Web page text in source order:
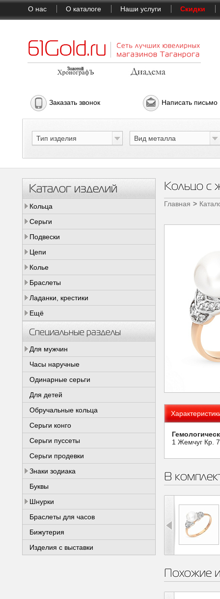
О нас О каталоге Наши услуги Скидки
Заказать звонок Написать письмо
Тип изделия Вид металла
Каталог изделий
Кольца
Серьги
Подвески
Цепи
Колье
Браслеты
Ладанки, крестики
Ещё
Специальные разделы
Для мужчин
Часы наручные
Одинарные серьги
Для детей
Обручальные кольца
Серьги конго
Серьги пуссеты
Серьги продевки
Знаки зодиака
Буквы
Шнурки
Браслеты для часов
Бижутерия
Изделия с выставки
Кольцо с
Главная
1 Жемчуг Кр.
В
Похожие